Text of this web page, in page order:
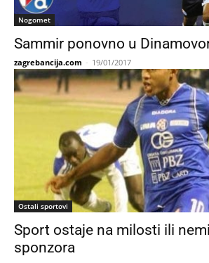
Nogomet
Sammir ponovno u
zagrebancija.com - 19/01/2017
Ostali sportovi
Sport ostaje na milosti ili
sponzora